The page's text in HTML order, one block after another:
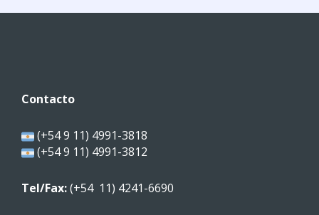
Contacto
(+54 9 11) 4991-3818
(+54 9 11) 4991-3812
Tel/Fax:(+54 11) 4241-6690